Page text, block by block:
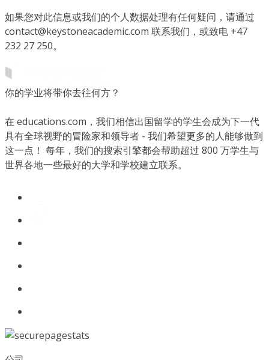
如果您对此信息或我们的个人数据处理有任何疑问，请通过
contact@keystoneacademic.com 联系我们，或致电 +47
232 27 250。
你的学业将带你去往何方？
在 educations.com，我们相信出国留学的学生会成为下一代
具有全球视野的冒险家和领导者 - 我们希望更多的人能够做到
这一点！ 每年，我们的搜索引擎都会帮助超过 800 万学生与
世界各地一些最好的大学和学校建立联系。